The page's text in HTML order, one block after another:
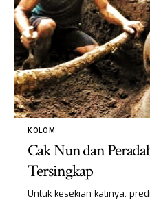
KOLOM
Cak Nun dan
Tersingkap
Untuk kesekian kalinya,